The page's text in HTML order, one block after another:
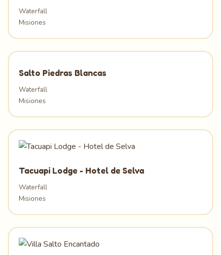
Waterfall
Misiones
Salto Piedras Blancas
Waterfall
Misiones
Tacuapi Lodge - Hotel de Selva
Waterfall
Misiones